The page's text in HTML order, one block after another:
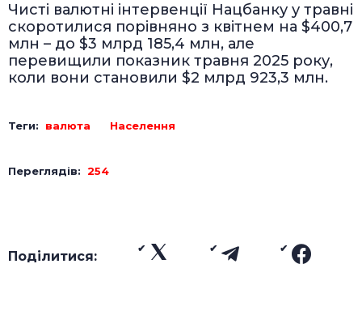
Чисті валютні інтервенції Нацбанку у травні
скоротилися порівняно з квітнем на $400,7
млн – до $3 млрд 185,4 млн, але
перевищили показник травня 2025 року,
коли вони становили $2 млрд 923,3 млн.
Теги: валюта Населення
Переглядів: 254
Поділитися: